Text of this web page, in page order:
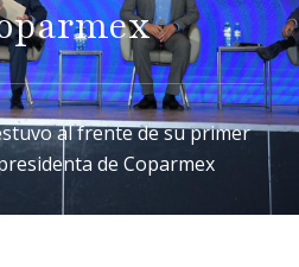
al frente de su primer
de Coparmex